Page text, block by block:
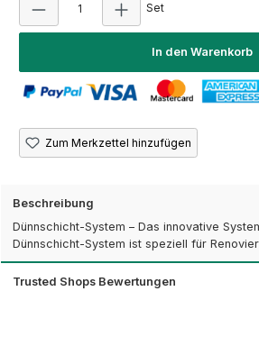
Set
In den Warenkorb
Zum Merkzettel hinzufügen
Beschreibung
Dünnschicht-System – Das innovative
Dünnschicht-System ist speziell für
Trusted Shops Bewertungen